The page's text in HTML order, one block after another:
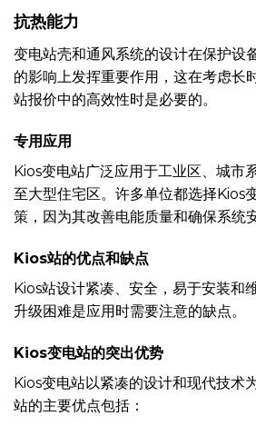
抗热能力
变电站壳和通风系统的设计在保护设
的影响上发挥重要作用，这在考虑长
站报价中的高效性时是必要的。
专用应用
Kios变电站广泛应用于工业区、城市
至大型住宅区。许多单位都选择Kios
策，因为其改善电能质量和确保系统
Kios站的优点和缺点
Kios站设计紧凑、安全，易于安装和
升级困难是应用时需要注意的缺点。
Kios变电站的突出优势
Kios变电站以紧凑的设计和现代技术
站的主要优点包括：